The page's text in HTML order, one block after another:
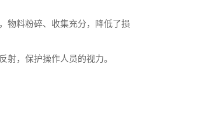
物料粉碎、收集充分，降低了损
射，保护操作人员的视力。